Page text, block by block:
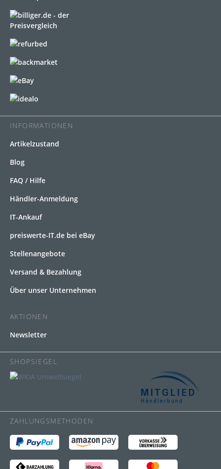
INFORMATIONEN
Artikelzustand
Blog
FAQ / Hilfe
Händler-Anmeldung
IT-Ankauf
preiswerte-IT.de bei eBay
Stellenangebote
Versand & Bezahlung
Über unser Unternehmen
AKTIONEN
Newsletter
SHOPSIEGEL
ZAHLUNGSMETHODEN